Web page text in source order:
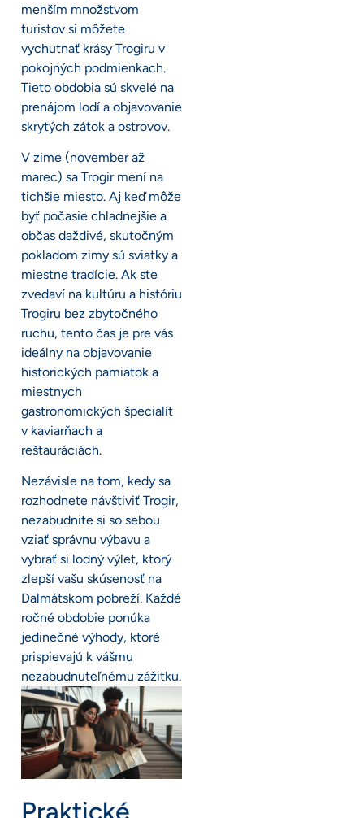
menším množstvom
turistov si môžete
vychutnať krásy Trogiru v
pokojných podmienkach.
Tieto obdobia sú skvelé na
prenájom lodí a objavovanie
skrytých zátok a ostrovov.
V zime (november až
marec) sa Trogir mení na
tichšie miesto. Aj keď môže
byť počasie chladnejšie a
občas daždivé, skutočným
pokladom zimy sú sviatky a
miestne tradície. Ak ste
zvedaví na kultúru a históriu
Trogiru bez zbytočného
ruchu, tento čas je pre vás
ideálny na objavovanie
historických pamiatok a
miestnych
gastronomických špecialít
v kaviarňach a
reštauráciách.
Nezávisle na tom, kedy sa
rozhodnete návštiviť Trogir,
nezabudnite si so sebou
vziať správnu výbavu a
vybrať si lodný výlet, ktorý
zlepší vašu skúsenosť na
Dalmátskom pobreží. Každé
ročné obdobie ponúka
jedinečné výhody, ktoré
prispievajú k vášmu
nezabudnuteľnému zážitku.
Praktické